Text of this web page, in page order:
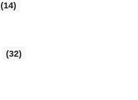
(14)
(32)